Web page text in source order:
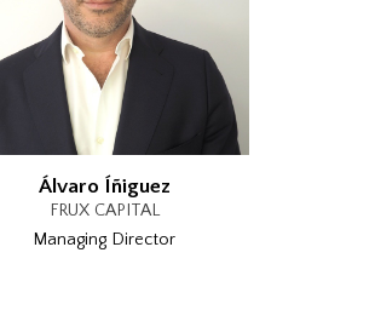
Álvaro Íñiguez
FRUX CAPITAL
Managing Director